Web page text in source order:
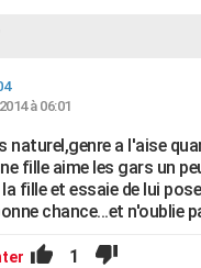
à 06:01
naturel,genre a l'aise
fille aime les gars un
fille et essaie de lui
chance...et n'oublie
1